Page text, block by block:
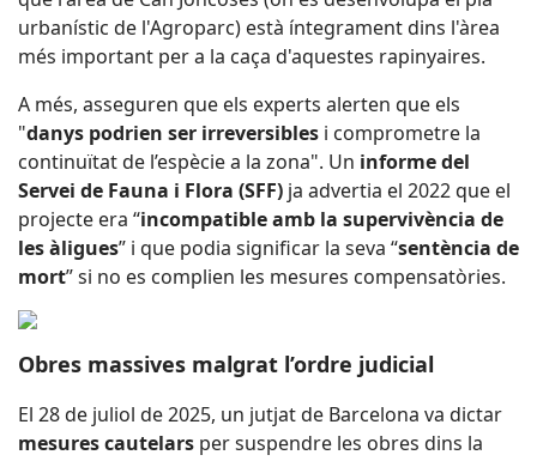
urbanístic de l'Agroparc) està íntegrament dins l'àrea
més important per a la caça d'aquestes rapinyaires.
A més, asseguren que els experts alerten que els
"danys podrien ser irreversibles i comprometre la
continuïtat de l’espècie a la zona". Un informe del
Servei de Fauna i Flora (SFF) ja advertia el 2022 que el
projecte era “incompatible amb la supervivència de
les àligues” i que podia significar la seva “sentència de
mort” si no es complien les mesures compensatòries.
Obres massives malgrat l’ordre judicial
El 28 de juliol de 2025, un jutjat de Barcelona va dictar
mesures cautelars per suspendre les obres dins la